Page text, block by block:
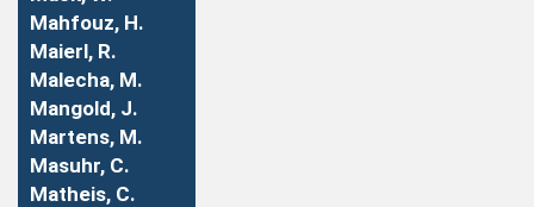
Mahfouz, H.
Maierl, R.
Malecha, M.
Mangold, J.
Martens, M.
Masuhr, C.
Matheis, C.